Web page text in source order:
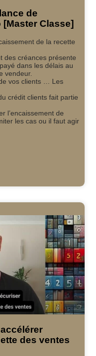
de
Classe]
de la recette
des créances présente
dans les délais au
vendeur.
vos clients … Les
crédit clients fait partie
l’encaissement de
les cas ou il faut agir
des ventes